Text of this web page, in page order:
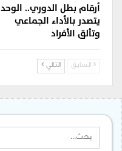
أرقام بطل الدوري.. الوحدة
يتصدر بالأداء الجماعي
وتألق الأفراد
السابق التالي